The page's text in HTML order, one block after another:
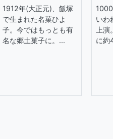
1912年(大正元)、飯塚
で生まれた名菓ひよ
子。今ではもっとも有
名な郷土菓子に。...
いわ
上
に約